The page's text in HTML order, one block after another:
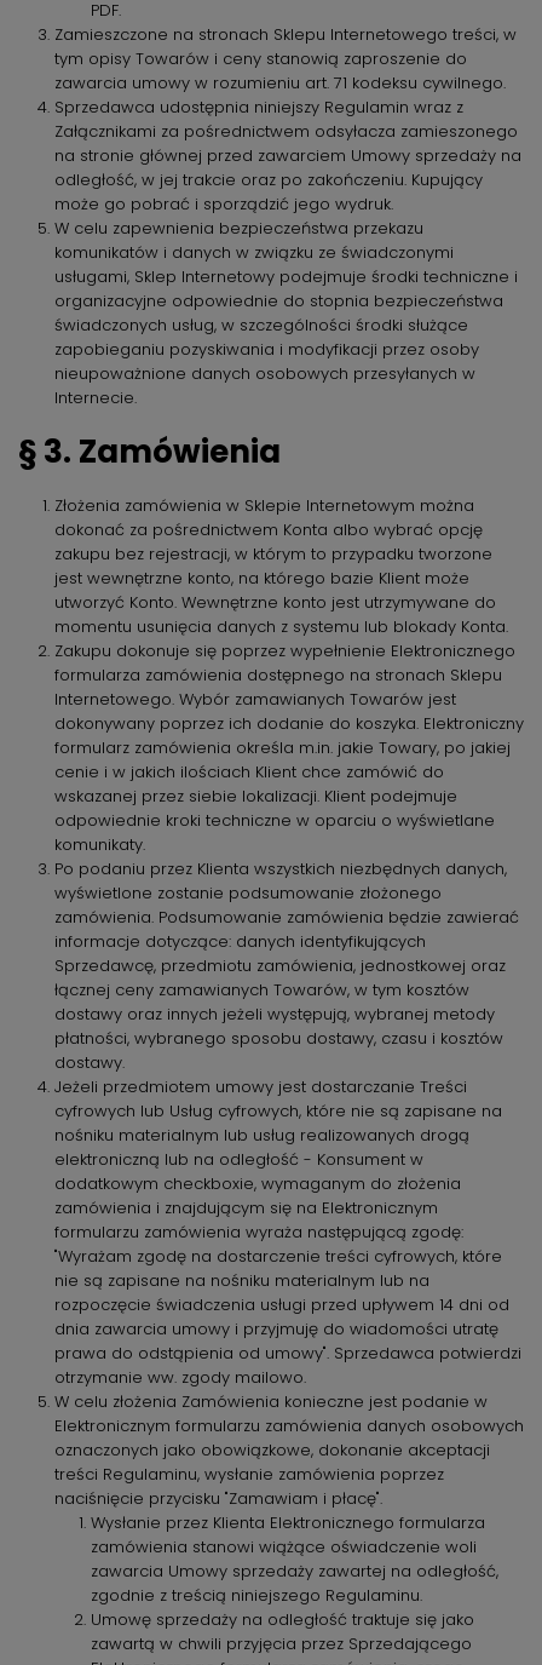
PDF.
Zamieszczone na stronach Sklepu Internetowego treści, w
tym opisy Towarów i ceny stanowią zaproszenie do
zawarcia umowy w rozumieniu art. 71 kodeksu cywilnego.
Sprzedawca udostępnia niniejszy Regulamin wraz z
Załącznikami za pośrednictwem odsyłacza zamieszonego
na stronie głównej przed zawarciem Umowy sprzedaży na
odległość, w jej trakcie oraz po zakończeniu. Kupujący
może go pobrać i sporządzić jego wydruk.
W celu zapewnienia bezpieczeństwa przekazu
komunikatów i danych w związku ze świadczonymi
usługami, Sklep Internetowy podejmuje środki techniczne i
organizacyjne odpowiednie do stopnia bezpieczeństwa
świadczonych usług, w szczególności środki służące
zapobieganiu pozyskiwania i modyfikacji przez osoby
nieupoważnione danych osobowych przesyłanych w
Internecie.
§ 3. Zamówienia
Złożenia zamówienia w Sklepie Internetowym można
dokonać za pośrednictwem Konta albo wybrać opcję
zakupu bez rejestracji, w którym to przypadku tworzone
jest wewnętrzne konto, na którego bazie Klient może
utworzyć Konto. Wewnętrzne konto jest utrzymywane do
momentu usunięcia danych z systemu lub blokady Konta.
Zakupu dokonuje się poprzez wypełnienie Elektronicznego
formularza zamówienia dostępnego na stronach Sklepu
Internetowego. Wybór zamawianych Towarów jest
dokonywany poprzez ich dodanie do koszyka. Elektroniczny
formularz zamówienia określa m.in. jakie Towary, po jakiej
cenie i w jakich ilościach Klient chce zamówić do
wskazanej przez siebie lokalizacji. Klient podejmuje
odpowiednie kroki techniczne w oparciu o wyświetlane
komunikaty.
Po podaniu przez Klienta wszystkich niezbędnych danych,
wyświetlone zostanie podsumowanie złożonego
zamówienia. Podsumowanie zamówienia będzie zawierać
informacje dotyczące: danych identyfikujących
Sprzedawcę, przedmiotu zamówienia, jednostkowej oraz
łącznej ceny zamawianych Towarów, w tym kosztów
dostawy oraz innych jeżeli występują, wybranej metody
płatności, wybranego sposobu dostawy, czasu i kosztów
dostawy.
Jeżeli przedmiotem umowy jest dostarczanie Treści
cyfrowych lub Usług cyfrowych, które nie są zapisane na
nośniku materialnym lub usług realizowanych drogą
elektroniczną lub na odległość - Konsument w
dodatkowym checkboxie, wymaganym do złożenia
zamówienia i znajdującym się na Elektronicznym
formularzu zamówienia wyraża następującą zgodę:
"Wyrażam zgodę na dostarczenie treści cyfrowych, które
nie są zapisane na nośniku materialnym lub na
rozpoczęcie świadczenia usługi przed upływem 14 dni od
dnia zawarcia umowy i przyjmuję do wiadomości utratę
prawa do odstąpienia od umowy". Sprzedawca potwierdzi
otrzymanie ww. zgody mailowo.
W celu złożenia Zamówienia konieczne jest podanie w
Elektronicznym formularzu zamówienia danych osobowych
oznaczonych jako obowiązkowe, dokonanie akceptacji
treści Regulaminu, wysłanie zamówienia poprzez
naciśnięcie przycisku "Zamawiam i płacę".
Wysłanie przez Klienta Elektronicznego formularza
zamówienia stanowi wiążące oświadczenie woli
zawarcia Umowy sprzedaży zawartej na odległość,
zgodnie z treścią niniejszego Regulaminu.
Umowę sprzedaży na odległość traktuje się jako
zawartą w chwili przyjęcia przez Sprzedającego